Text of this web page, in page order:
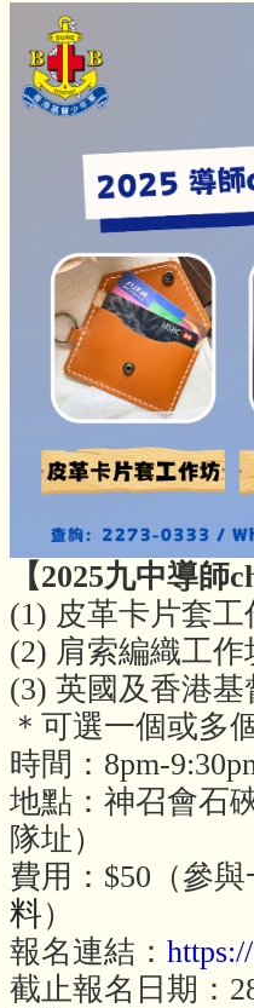
【2025九中導
(1) 皮革卡片套工
(2) 肩索編織工作
(3) 英國及香港
＊可選一個或多
時間：8pm-
地點：神召會石
隊址）
費用：$50（參
料）
報名連結：
截止報名日期：